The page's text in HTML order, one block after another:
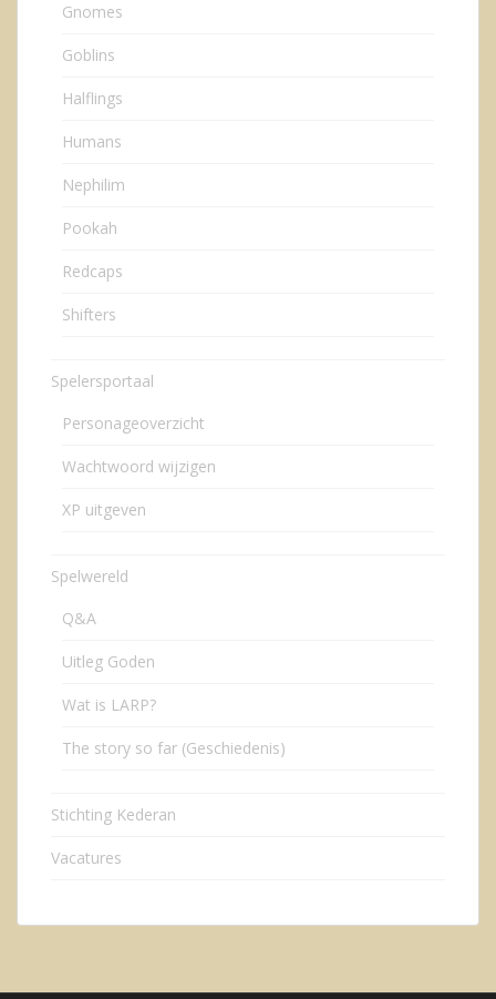
Gnomes
Goblins
Halflings
Humans
Nephilim
Pookah
Redcaps
Shifters
Spelersportaal
Personageoverzicht
Wachtwoord wijzigen
XP uitgeven
Spelwereld
Q&A
Uitleg Goden
Wat is LARP?
The story so far (Geschiedenis)
Stichting Kederan
Vacatures